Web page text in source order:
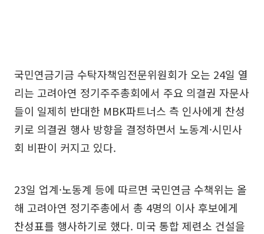
국민연금기금 수탁자책임전문위원회가 오는 24일 열
리는 고려아연 정기주주총회에서 주요 의결권 자문사
들이 일제히 반대한 MBK파트너스 측 인사에게 찬성
키로 의결권 행사 방향을 결정하면서 노동계·시민사
회 비판이 커지고 있다.
23일 업계·노동계 등에 따르면 국민연금 수책위는 올
해 고려아연 정기주총에서 총 4명의 이사 후보에게
찬성표를 행사하기로 했다. 미국 통합 제련소 건설을